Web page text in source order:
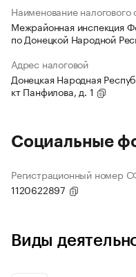
Наименование налогового
Межрайонная инспекция
по Донецкой Народной
Адрес налоговой
Донецкая Народная
кт Панфилова, д. 1
Социальные
Регистрационный номер
1120622897
Виды